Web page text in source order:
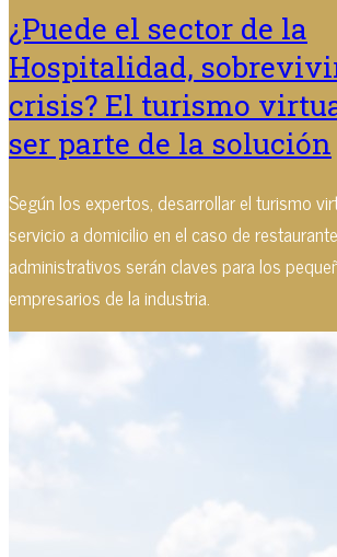
¿Puede el sector de la
Hospitalidad,
crisis? El turismo
ser parte de la solución
Según los expertos, desarrollar el turismo
servicio a domicilio en el caso de
administrativos serán claves para los
empresarios de la industria.